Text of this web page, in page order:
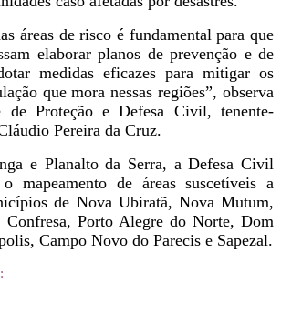
áreas de risco é fundamental para que
elaborar planos de prevenção e de
medidas eficazes para mitigar os
que mora nessas regiões”, observa
de Proteção e Defesa Civil, tenente-
Pereira da Cruz.
e Planalto da Serra, a Defesa Civil
mapeamento de áreas suscetíveis a
de Nova Ubiratã, Nova Mutum,
Confresa, Porto Alegre do Norte, Dom
Campo Novo do Parecis e Sapezal.